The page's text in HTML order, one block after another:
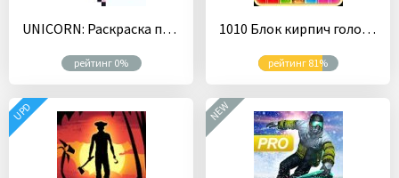
UNICORN: Раскраска по номерам и клеточкам Единорог
рейтинг 0%
1010 Блок кирпич головоломка онлайн бесплатно
рейтинг 81%
UPD NEW